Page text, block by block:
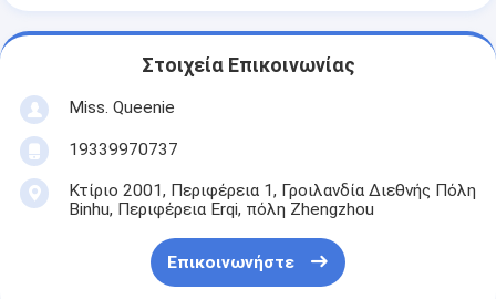
Στοιχεία Επικοινωνίας
Miss. Queenie
19339970737
Κτίριο 2001, Περιφέρεια 1, Γροιλανδία Διεθνής Πόλη
Binhu, Περιφέρεια Erqi, πόλη Zhengzhou
Επικοινωνήστε